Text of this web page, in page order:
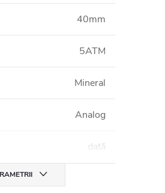
40mm
5ATM
Mineral
Analog
dată